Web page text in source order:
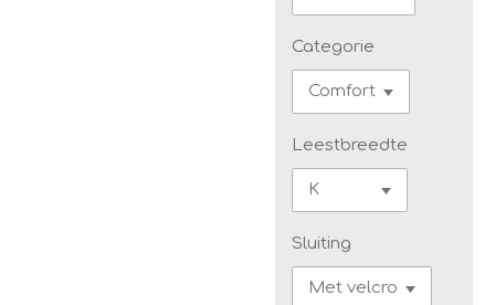
Categorie
Leestbreedte
Sluiting